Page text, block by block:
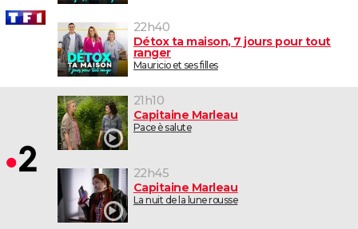
22h40
Détox ta maison, 7 jours pour tout
ranger
Mauricio et ses filles
21h10
Capitaine Marleau
Pace è salute
22h45
Capitaine Marleau
La nuit de la lune rousse